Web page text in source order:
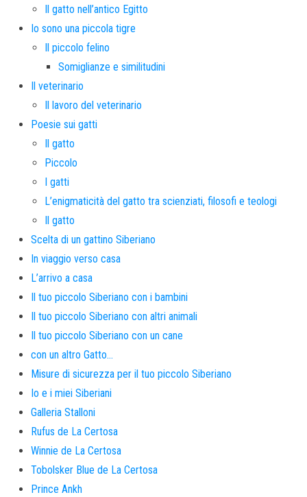
Il gatto nell’antico Egitto
Io sono una piccola tigre
Il piccolo felino
Somiglianze e similitudini
Il veterinario
Il lavoro del veterinario
Poesie sui gatti
Il gatto
Piccolo
I gatti
L’enigmaticità del gatto tra scienziati, filosofi e teologi
Il gatto
Scelta di un gattino Siberiano
In viaggio verso casa
L’arrivo a casa
Il tuo piccolo Siberiano con i bambini
Il tuo piccolo Siberiano con altri animali
Il tuo piccolo Siberiano con un cane
con un altro Gatto…
Misure di sicurezza per il tuo piccolo Siberiano
Io e i miei Siberiani
Galleria Stalloni
Rufus de La Certosa
Winnie de La Certosa
Tobolsker Blue de La Certosa
Prince Ankh